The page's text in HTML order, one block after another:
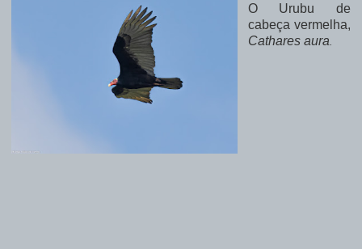
O Urubu de
cabeça vermelha,
Cathares aura